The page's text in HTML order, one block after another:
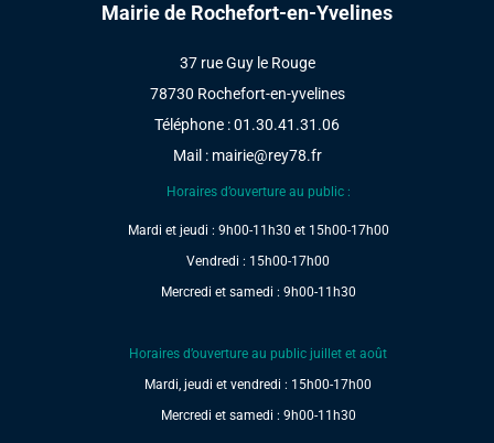
Mairie de Rochefort-en-Yvelines
37 rue Guy le Rouge
78730 Rochefort-en-yvelines
Téléphone : 01.30.41.31.06
Mail : mairie@rey78.fr
Horaires d’ouverture au public :
Mardi et jeudi : 9h00-11h30 et 15h00-17h00
Vendredi : 15h00-17h00
Mercredi et samedi : 9h00-11h30
Horaires d’ouverture au public juillet et août
Mardi, jeudi et vendredi : 15h00-17h00
Mercredi et samedi : 9h00-11h30